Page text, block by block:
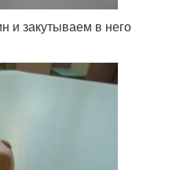
и закутываем в него